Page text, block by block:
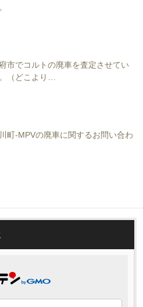
市でコルトの廃車を査定させてい
（どこより…
町-MPVの廃車に関するお問い合わ